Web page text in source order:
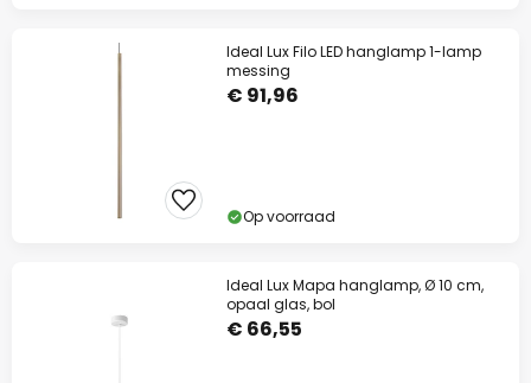
Ideal Lux Filo LED hanglamp 1-lamp
messing
€ 91,96
Op voorraad
Ideal Lux Mapa hanglamp, Ø 10 cm,
opaal glas, bol
€ 66,55